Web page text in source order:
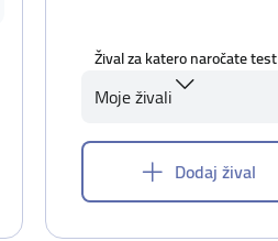
Žival za katero naročate test
Moje živali
Dodaj žival